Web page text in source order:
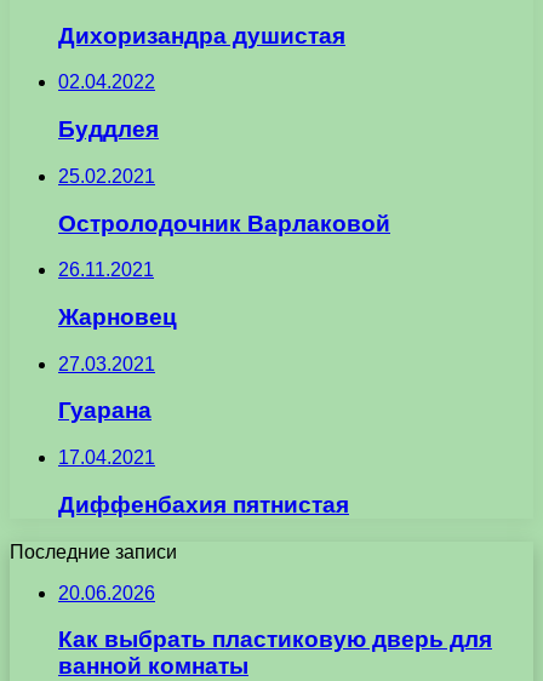
Дихоризандра душистая
02.04.2022
Буддлея
25.02.2021
Остролодочник Варлаковой
26.11.2021
Жарновец
27.03.2021
Гуарана
17.04.2021
Диффенбахия пятнистая
Последние записи
20.06.2026
Как выбрать пластиковую дверь для
ванной комнаты